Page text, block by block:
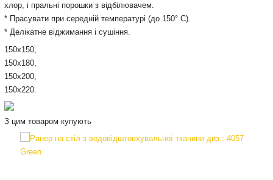
хлор, і пральні порошки з відбілювачем.
* Прасувати при середній температурі (до 150° С).
* Делікатне віджимання і сушіння.
150х150,
150х180,
150х200,
150х220.
З цим товаром купують